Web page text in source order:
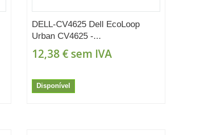
DELL-CV4625 Dell EcoLoop
Urban CV4625 -...
12,38 €sem IVA
Disponível